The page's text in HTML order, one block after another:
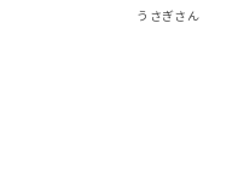
うさぎさん